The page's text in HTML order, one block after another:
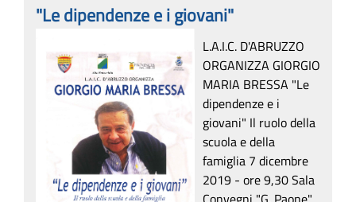
"Le dipendenze e i giovani"
L.A.I.C. D'ABRUZZO
ORGANIZZA GIORGIO
MARIA BRESSA "Le
dipendenze e i
giovani" Il ruolo della
scuola e della
famiglia 7 dicembre
2019 - ore 9,30 Sala